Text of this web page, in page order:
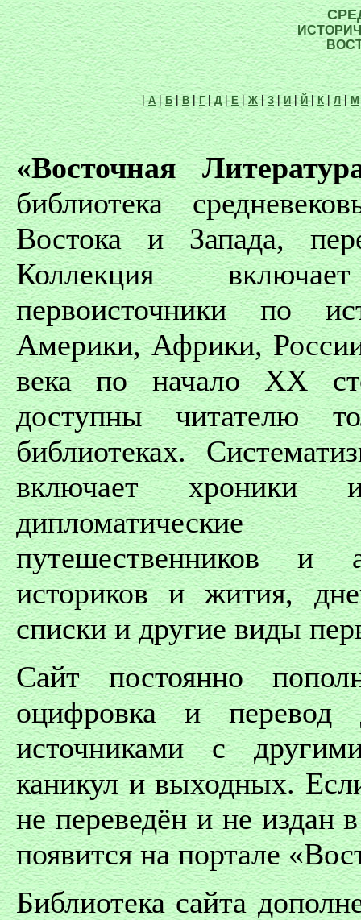
|А|Б|В |Г|Д|Е| Ж|З| И|Й|К|Л| М
«Восточная
библиотека
Востока и Запада,
Коллекция
первоисточники по
Америки, Африки,
века по начало ХХ
доступны читателю
библиотеках.
включает
путешественников и
историков и жития,
списки и другие виды
Сайт постоянно
оцифровка и перевод
источниками с
каникул и выходных.
не переведён и не издан
появится на портале
Библиотека сайта